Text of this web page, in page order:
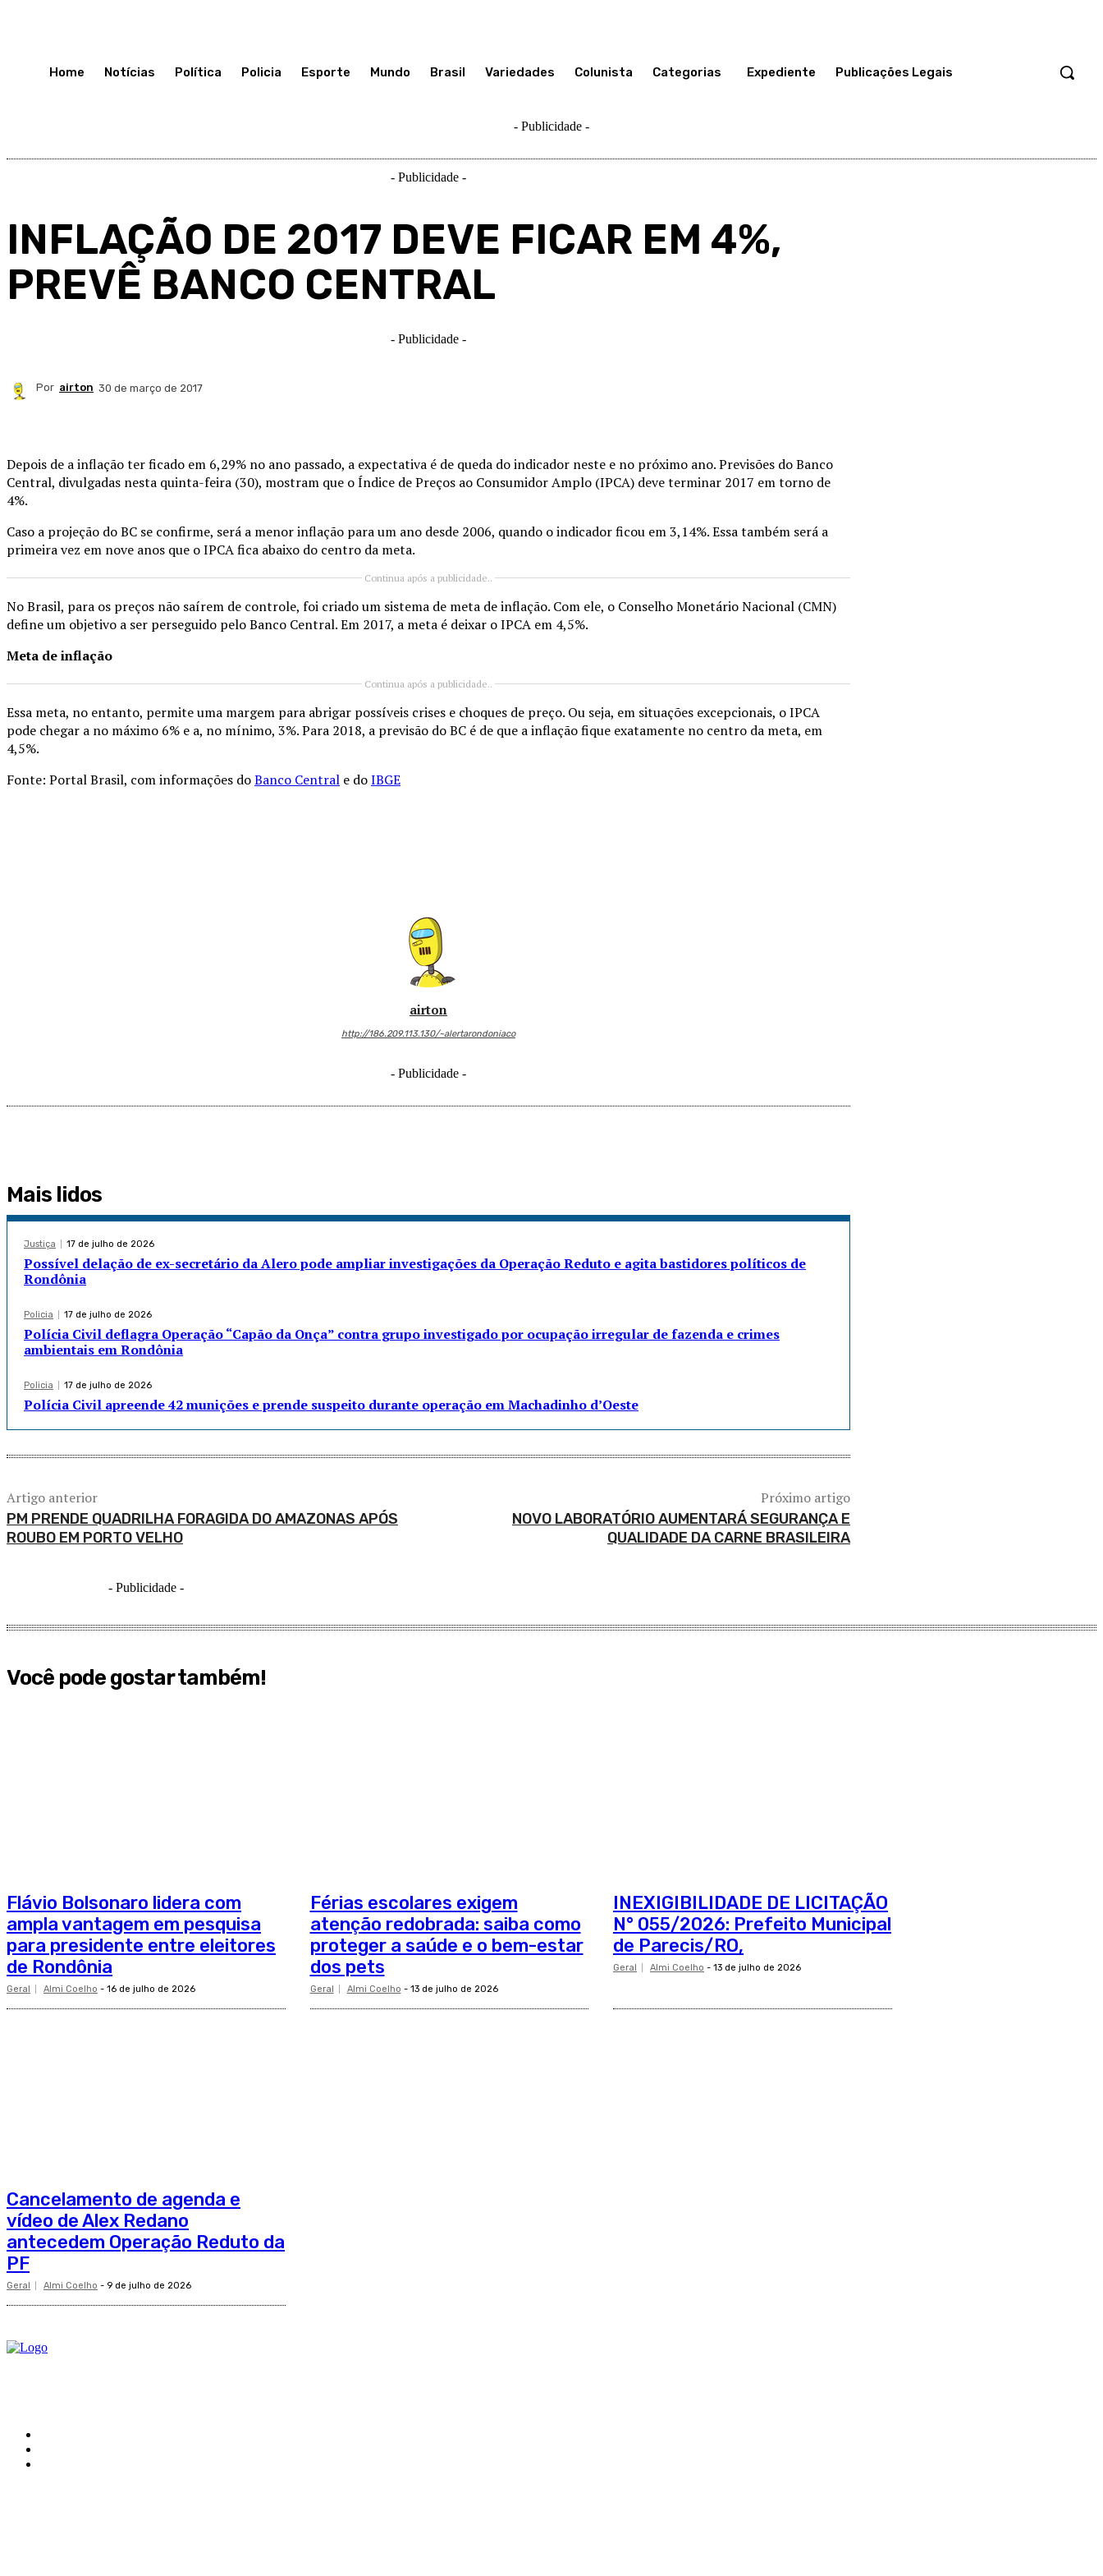
Home Notícias Política Policia Esporte Mundo Brasil Variedades Colunista Categorias Expediente Publicações Legais
- Publicidade -
- Publicidade -
INFLAÇÃO DE 2017 DEVE FICAR EM 4%,
PREVÊ BANCO CENTRAL
- Publicidade -
Por airton 30 de março de 2017
Depois de a inflação ter ficado em 6,29% no ano passado, a expectativa é de queda do indicador neste e no próximo ano. Previsões do Banco
Central, divulgadas nesta quinta-feira (30), mostram que o Índice de Preços ao Consumidor Amplo (IPCA) deve terminar 2017 em torno de
4%.
Caso a projeção do BC se confirme, será a menor inflação para um ano desde 2006, quando o indicador ficou em 3,14%. Essa também será a
primeira vez em nove anos que o IPCA fica abaixo do centro da meta.
Continua após a publicidade..
No Brasil, para os preços não saírem de controle, foi criado um sistema de meta de inflação. Com ele, o Conselho Monetário Nacional (CMN)
define um objetivo a ser perseguido pelo Banco Central. Em 2017, a meta é deixar o IPCA em 4,5%.
Meta de inflação
Continua após a publicidade..
Essa meta, no entanto, permite uma margem para abrigar possíveis crises e choques de preço. Ou seja, em situações excepcionais, o IPCA
pode chegar a no máximo 6% e a, no mínimo, 3%. Para 2018, a previsão do BC é de que a inflação fique exatamente no centro da meta, em
4,5%.
Fonte: Portal Brasil, com informações doBanco Central e doIBGE
airton
http://186.209.113.130/~alertarondoniaco
- Publicidade -
Mais lidos
Justiça 17 de julho de 2026
Possível delação de ex-secretário da Alero pode ampliar investigações da Operação Reduto e agita bastidores políticos de
Rondônia
Policia 17 de julho de 2026
Polícia Civil deflagra Operação “Capão da Onça” contra grupo investigado por ocupação irregular de fazenda e crimes
ambientais em Rondônia
Policia 17 de julho de 2026
Polícia Civil apreende 42 munições e prende suspeito durante operação em Machadinho d’Oeste
Artigo anterior
PM PRENDE QUADRILHA FORAGIDA DO AMAZONAS APÓS
ROUBO EM PORTO VELHO
Próximo artigo
NOVO LABORATÓRIO AUMENTARÁ SEGURANÇA E
QUALIDADE DA CARNE BRASILEIRA
- Publicidade -
Você pode gostar também!
Flávio Bolsonaro lidera com
ampla vantagem em pesquisa
para presidente entre eleitores
de Rondônia
Geral Almi Coelho - 16 de julho de 2026
Férias escolares exigem
atenção redobrada: saiba como
proteger a saúde e o bem-estar
dos pets
Geral Almi Coelho - 13 de julho de 2026
INEXIGIBILIDADE DE LICITAÇÃO
N° 055/2026: Prefeito Municipal
de Parecis/RO,
Geral Almi Coelho - 13 de julho de 2026
Cancelamento de agenda e
vídeo de Alex Redano
antecedem Operação Reduto da
PF
Geral Almi Coelho - 9 de julho de 2026